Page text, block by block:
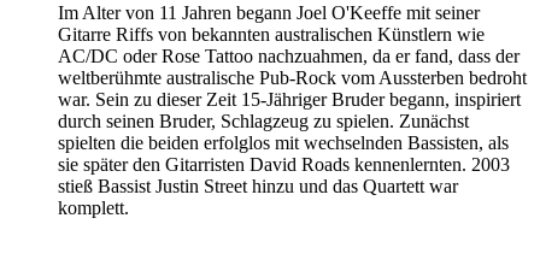
Im Alter von 11 Jahren begann Joel O'Keeffe mit seiner
Gitarre Riffs von bekannten australischen Künstlern wie
AC/DC oder Rose Tattoo nachzuahmen, da er fand, dass der
weltberühmte australische Pub-Rock vom Aussterben bedroht
war. Sein zu dieser Zeit 15-Jähriger Bruder begann, inspiriert
durch seinen Bruder, Schlagzeug zu spielen. Zunächst
spielten die beiden erfolglos mit wechselnden Bassisten, als
sie später den Gitarristen David Roads kennenlernten. 2003
stieß Bassist Justin Street hinzu und das Quartett war
komplett.